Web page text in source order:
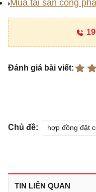
Mua tài sản công
Đánh giá bài viết:
Chủ đề: hợp đồng đặt
TIN LIÊN QUAN